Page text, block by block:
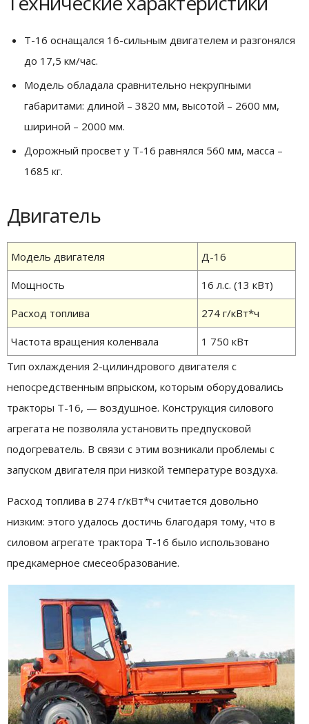
Т-16 оснащался 16-сильным двигателем и разгонялся
до 17,5 км/час.
Модель обладала сравнительно некрупными
габаритами: длиной – 3820 мм, высотой – 2600 мм,
шириной – 2000 мм.
Дорожный просвет у Т-16 равнялся 560 мм, масса –
1685 кг.
Двигатель
Модель двигателя Д-16
Мощность 16 л.с. (13 кВт)
Расход топлива 274 г/кВт*ч
Частота вращения коленвала
1 750 кВт
Тип охлаждения 2-цилиндрового двигателя с
непосредственным впрыском, которым оборудовались
тракторы Т-16, — воздушное. Конструкция силового
агрегата не позволяла установить предпусковой
подогреватель. В связи с этим возникали проблемы с
запуском двигателя при низкой температуре воздуха.
Расход топлива в 274 г/кВт*ч считается довольно
низким: этого удалось достичь благодаря тому, что в
силовом агрегате трактора Т-16 было использовано
предкамерное смесеобразование.